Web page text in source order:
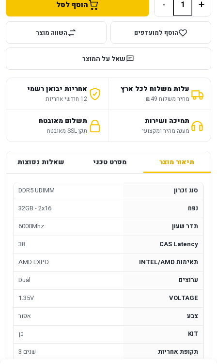
+
- הוסף לסל
הוסף למועדפים השווה מוצר
שאל על המוצר
עלות משלוח לכל ארץ
מחיר משלוח ₪49
אחריות יבואן רשמי
12 חודשי אחריות
תמיכה ושירות
מענה מהיר ומקצועי
תשלום מאובטח
תקן SSL מאובטח
תיאור מוצר מפרט טכני שאלות נפוצות
סוג זכרון
DDR5 UDIMM
נפח
32GB - 2x16
תדר שעון
6000Mhz
CAS Latency
38
תאימות INTEL/AMD
AMD EXPO
ערוצים
Dual
VOLTAGE
1.35V
צבע
אפור
KIT
כן
תקופת אחריות
3 שנים